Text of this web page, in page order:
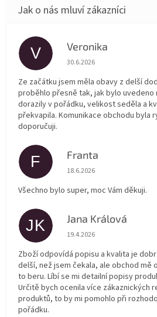
V Veronika
Hodnocení obchodu je 5 z
30.6.2026
Ze začátku jsem měla obavy z delší
proběhlo přesně tak, jak bylo uvedeno
dorazily v pořádku, velikost seděla a
překvapila. Komunikace obchodu byla
doporučuji.
F Franta
Hodnocení obchodu je 5 z
18.6.2026
Všechno bylo super, moc Vám děkuji.
JK Jana Králová
Hodnocení obchodu je 5 z
19.4.2026
Zboží odpovídá popisu a kvalita je
delší, než jsem čekala, ale obchod mě
to beru. Líbí se mi detailní popisy
Určitě bych ocenila více zákaznických
produktů, to by mi pomohlo při
pořádku.